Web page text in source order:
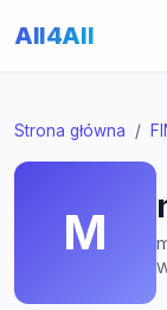
All4All
Strona główna
M